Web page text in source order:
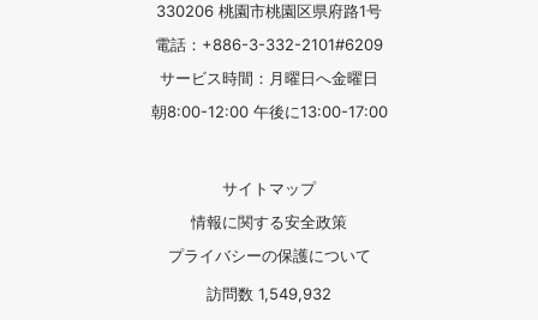
330206 桃園市桃園区県府路1号
電話：+886-3-332-2101#6209
サービス時間：月曜日へ金曜日
朝8:00-12:00 午後に13:00-17:00
サイトマップ
情報に関する安全政策
プライバシーの保護について
訪問数 1,549,932